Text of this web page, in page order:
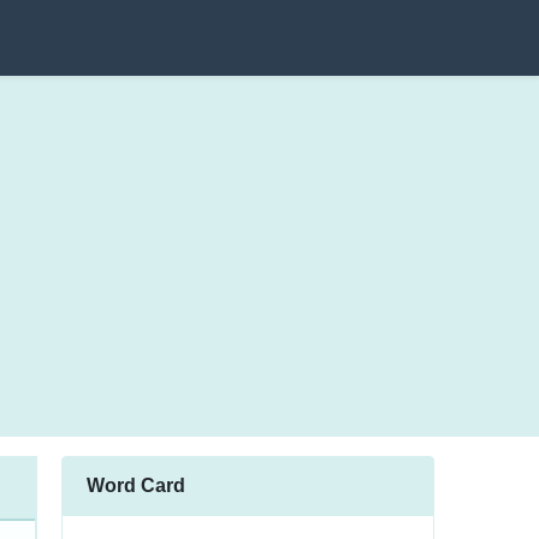
Word Card